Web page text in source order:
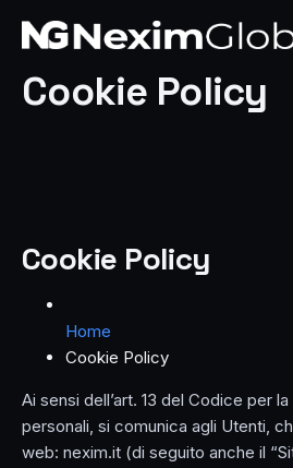
Cookie Policy
Cookie Policy
Home
Cookie Policy
Ai sensi dell’art. 13 del Codice per
personali, si comunica agli Utenti,
web: nexim.it (di seguito anche il